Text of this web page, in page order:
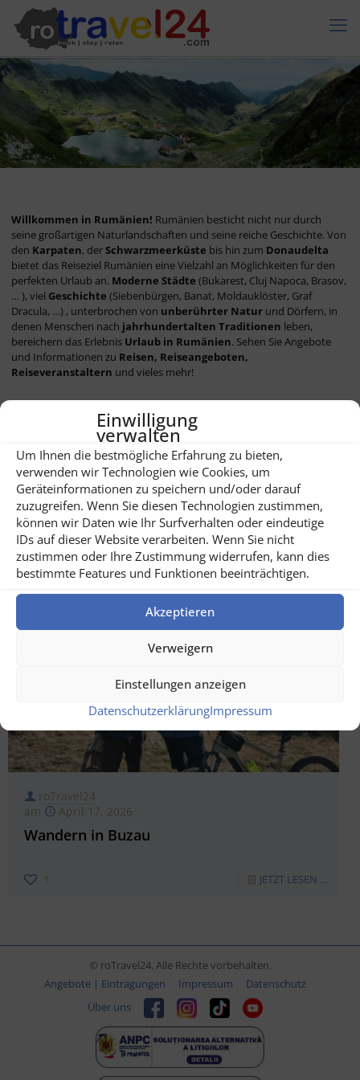
Einwilligung
verwalten
Um Ihnen die bestmögliche Erfahrung zu bieten,
verwenden wir Technologien wie Cookies, um
Geräteinformationen zu speichern und/oder darauf
zuzugreifen. Wenn Sie diesen Technologien zustimmen,
können wir Daten wie Ihr Surfverhalten oder eindeutige
IDs auf dieser Website verarbeiten. Wenn Sie nicht
zustimmen oder Ihre Zustimmung widerrufen, kann dies
bestimmte Features und Funktionen beeinträchtigen.
Akzeptieren
Verweigern
Einstellungen anzeigen
DatenschutzerklärungImpressum
Willkommen in Rumänien! Rumänien besticht nicht nur durch
seine großartigen Naturlandschaften und seine reiche Geschichte. Von
den Karpaten, derSchwarzmeerküste bis hin zum Donaudelta
bietet das Reiseziel Rumänien eine Vielzahl an Möglichkeiten für den
perfekten Urlaub an. Moderne Städte (Bukarest, Cluj Napoca, Brasov,
… ), viel Geschichte (Siebenbürgen, Banat, Moldauklöster, Graf
Dracula, …) , unterbrochen von unberührter Natur und Dörfern, in
denen Menschen nach jahrhundertalten Traditionen leben,
bereichern das Erlebnis Urlaub in Rumänien. Sehen Sie Angebote
und Informationen zu Reisen, Reiseangeboten,
Reiseveranstaltern und vieles mehr!
Kategorien
Tags
Autoren
Alle anzeigen
roTravel24
am
April 17, 2026
Wandern in Buzau
JETZT LESEN ...
© roTravel24. Alle Rechte vorbehalten.
Angebote | Eintragungen
Impressum
Datenschutz
Über uns